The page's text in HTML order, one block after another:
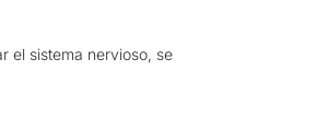
el sistema nervioso, se